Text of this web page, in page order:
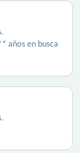
años en busca